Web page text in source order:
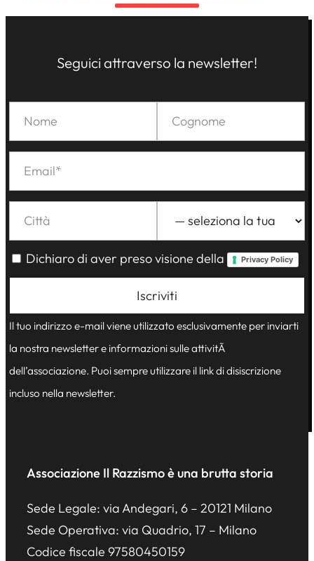
Seguici attraverso la newsletter!
Dichiaro di aver preso visione della Privacy Policy
Il tuo indirizzo e-mail viene utilizzato esclusivamente per inviarti
la nostra newsletter e informazioni sulle attivitÃ
dell’associazione. Puoi sempre utilizzare il link di disiscrizione
incluso nella newsletter.
Associazione Il Razzismo è una brutta storia
Sede Legale: via Andegari, 6 – 20121 Milano
Sede Operativa: via Quadrio, 17 – Milano
Codice fiscale 97580450159